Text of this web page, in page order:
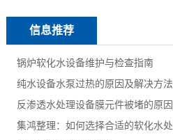
信息推荐
锅炉软化水设备维护与检查指南
纯水设备水泵过热的原因及解决方法